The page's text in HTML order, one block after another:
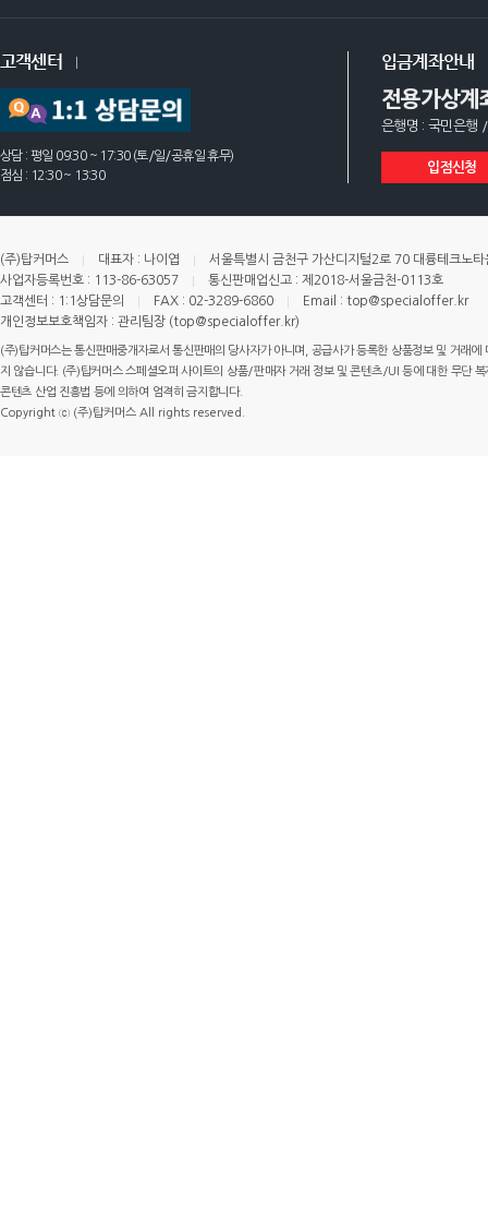
고객센터
상담 : 평일 09:30 ~ 17:30 (토/일/공휴일 휴무)
점심 : 12:30 ~ 13:30
입금계좌안내
전용가상계
은행명 : 국민은행
입점신청
(주)탑커머스 대표자 : 나이엽
서울특별시 금천구 가산디지털2로 70 대륭테크노
사업자등록번호 : 113-86-63057
통신판매업신고 : 제2018-서울금천-0113호
고객센터 : 1:1상담문의
FAX : 02-3289-6860
Email : top@specialoffer.kr
개인정보보호책임자 : 관리팀장 (top@specialoffer.kr)
(주)탑커머스는 통신판매중개자로서 통신판매의 당사자가 아니며, 공급사가 등록한 상품정보 및 거래
지 않습니다. (주)탑커머스 스페셜오퍼 사이트의 상품/판매자 거래 정보 및 콘텐츠/UI 등에 대한 무단
콘텐츠 산업 진흥법 등에 의하여 엄격히 금지합니다.
Copyright ⓒ (주)탑커머스 All rights reserved.